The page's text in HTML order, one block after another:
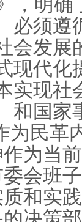
，明确
必须遵
会发展
现代化
实现社
和国家
为民革
为当
会班
和实